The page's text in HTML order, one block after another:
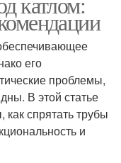
его
проблемы,
В этой статье
спрятать трубы
и